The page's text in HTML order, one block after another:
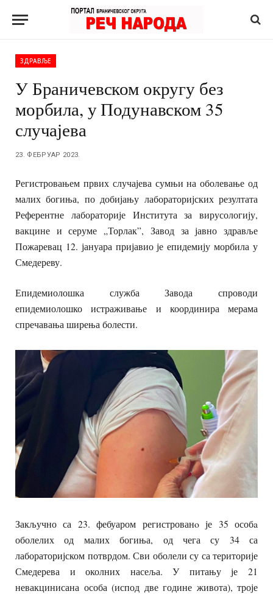
ЗДРАВЉЕ
У Браничевском округу без
морбила, у Подунавском 35
случајева
23. ФЕБРУАР 2023.
Регистровањем првих случајева сумњи на оболевање од
малих богиња, по добијању лабораторијских резултата
Референтне лабораторије Института за вирусологију,
вакцине и серуме „Торлак”, Завод за јавно здравље
Пожаревац 12. јануара пријавио је епидемију морбила у
Смедереву.
Епидемиолошка служба Завода спроводи
епидемиолошко истраживање и координира мерама
спречавања ширења болести.
Закључно са 23. фебуаром регистрованo је 35 особa
оболелих од малих богиња, од чега су 34 са
лабораторијском потврдом. Сви оболели су са територије
Смедерева и околних насеља. У питању је 21
невакцинисана особа (испод две године живота), троје